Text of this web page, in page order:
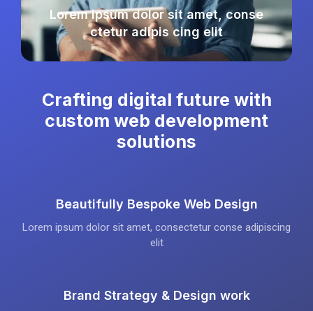
Lorem ipsum dolor sit amet, conse
ctetur adipis cing elit
Crafting digital future with
custom web development
solutions
Beautifully Bespoke Web Design
Lorem ipsum dolor sit amet, consectetur conse adipiscing
elit
Brand Strategy & Design work